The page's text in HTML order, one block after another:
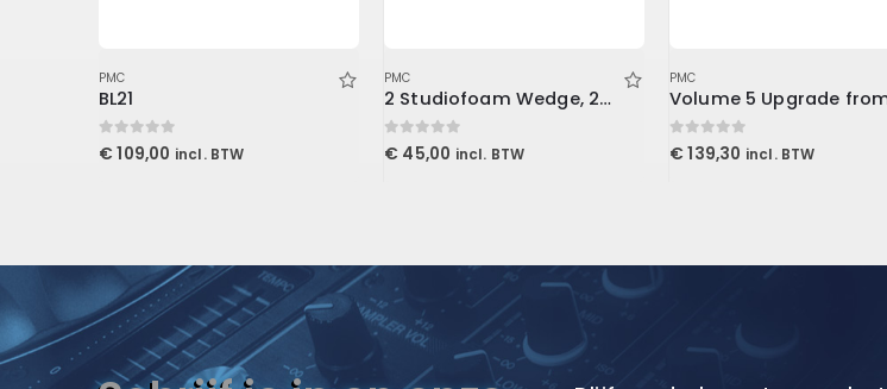
PMC
BL21
0out of 5
€ 109,00 incl. BTW
PMC
2 Studiofoam Wedge, 2/”x2’x4′ panel, Purple
0out of 5
€ 45,00 incl. BTW
PMC
0out of 5
€ 139,30 incl. BTW